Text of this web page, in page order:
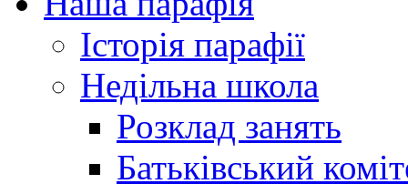
Історія парафії
Недільна школа
Розклад занять
Батьківський